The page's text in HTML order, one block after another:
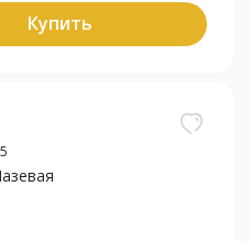
Купить
5